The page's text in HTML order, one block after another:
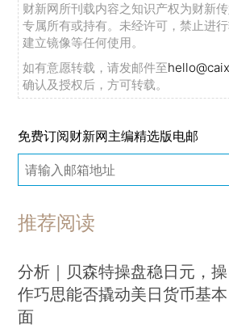
财新网所刊载内容之知识产权为财新
专属所有或持有。未经许可，禁止进
建立镜像等任何使用。
如有意愿转载，请发邮件至
确认及授权后，方可转载。
免费订阅财新网主编精选版电邮
推荐阅读
分析｜贝森特操盘稳日元，操
作巧思能否撬动美日货币基本
面